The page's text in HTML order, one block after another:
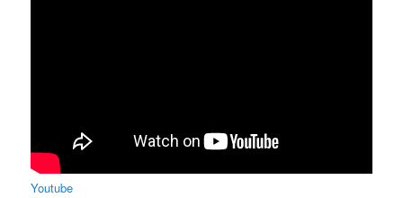
Youtube